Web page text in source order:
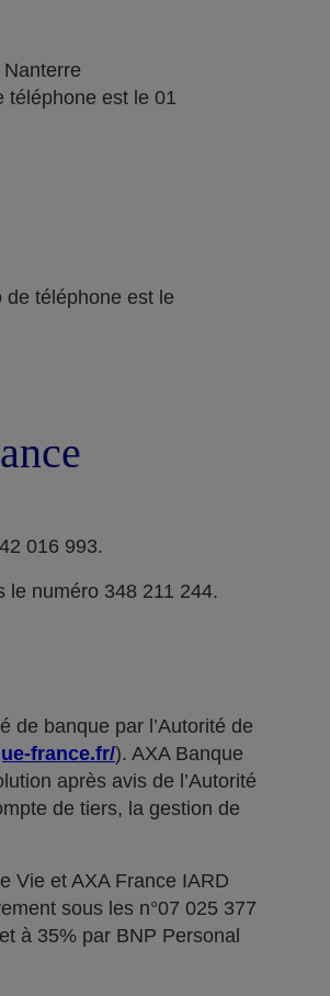
téléphone est le 01
téléphone est le
016 993.
le numéro 348 211 244.
de banque par l’Autorité de
france.fr/). AXA Banque
après avis de l’Autorité
de tiers, la gestion de
Vie et AXA France IARD
sous les n°07 025 377
à 35% par BNP Personal